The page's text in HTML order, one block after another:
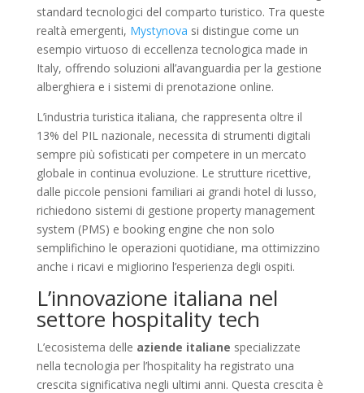
standard tecnologici del comparto turistico. Tra queste
realtà emergenti, Mystynova si distingue come un
esempio virtuoso di eccellenza tecnologica made in
Italy, offrendo soluzioni all’avanguardia per la gestione
alberghiera e i sistemi di prenotazione online.
L’industria turistica italiana, che rappresenta oltre il
13% del PIL nazionale, necessita di strumenti digitali
sempre più sofisticati per competere in un mercato
globale in continua evoluzione. Le strutture ricettive,
dalle piccole pensioni familiari ai grandi hotel di lusso,
richiedono sistemi di gestione property management
system (PMS) e booking engine che non solo
semplifichino le operazioni quotidiane, ma ottimizzino
anche i ricavi e migliorino l’esperienza degli ospiti.
L’innovazione italiana nel
settore hospitality tech
L’ecosistema delle aziende italiane specializzate
nella tecnologia per l’hospitality ha registrato una
crescita significativa negli ultimi anni. Questa crescita è